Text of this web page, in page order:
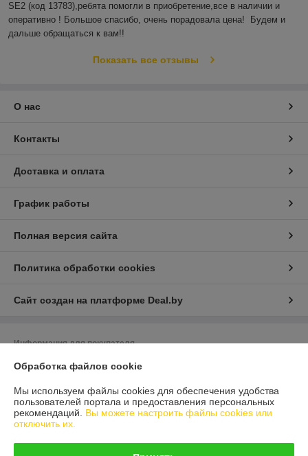
SE2 (код 13783),ребята помогли в приобретение,все в наличии и
оперативно ! Большое спасибо, очень порадовала цена!  Будем и
дальше обращаться к вам!!
Показать все отзывы
О нас
Контакты
Доставка и оплата
График работы
Полная версия сайта
Политика обработки cookies
Сайт создан на платформе Deal.by
Информация для покупателя
Юридическое лицо:ООО "Белдормашзапчасть"
Регистрационный номер ЕГР: 191291019
УНП: 191291019
Регистрационный орган: Минский горисполком
Обработка файлов cookie
Мы используем файлы cookies для обеспечения удобства
пользователей портала и предоставления персональных
рекомендаций. Вы можете настроить файлы cookies или
отключить их.